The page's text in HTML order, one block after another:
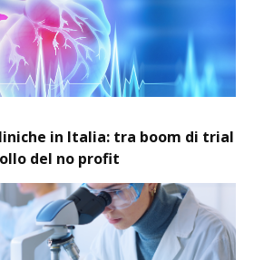
in Italia: tra boom di trial
del no profit